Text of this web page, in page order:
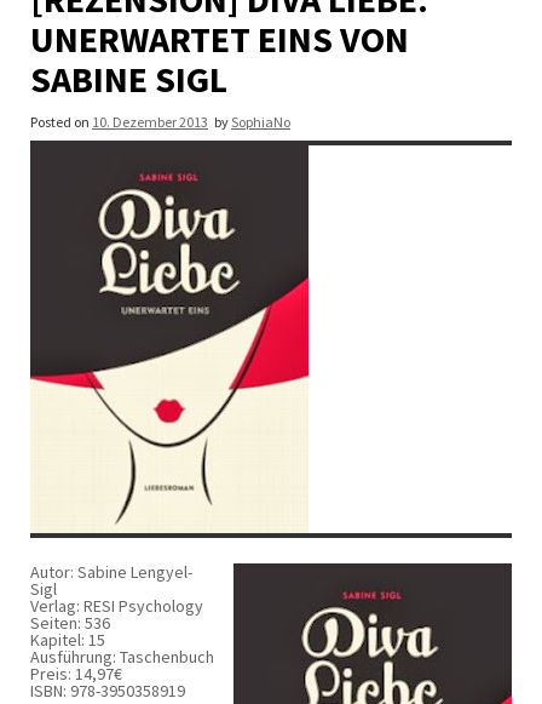
UNERWARTET EINS VON
SABINE SIGL
Posted on 10. Dezember 2013 bySophiaNo
Autor: Sabine Lengyel-
Sigl
Verlag: RESI Psychology
Seiten: 536
Kapitel: 15
Ausführung: Taschenbuch
Preis: 14,97€
ISBN: 978-3950358919